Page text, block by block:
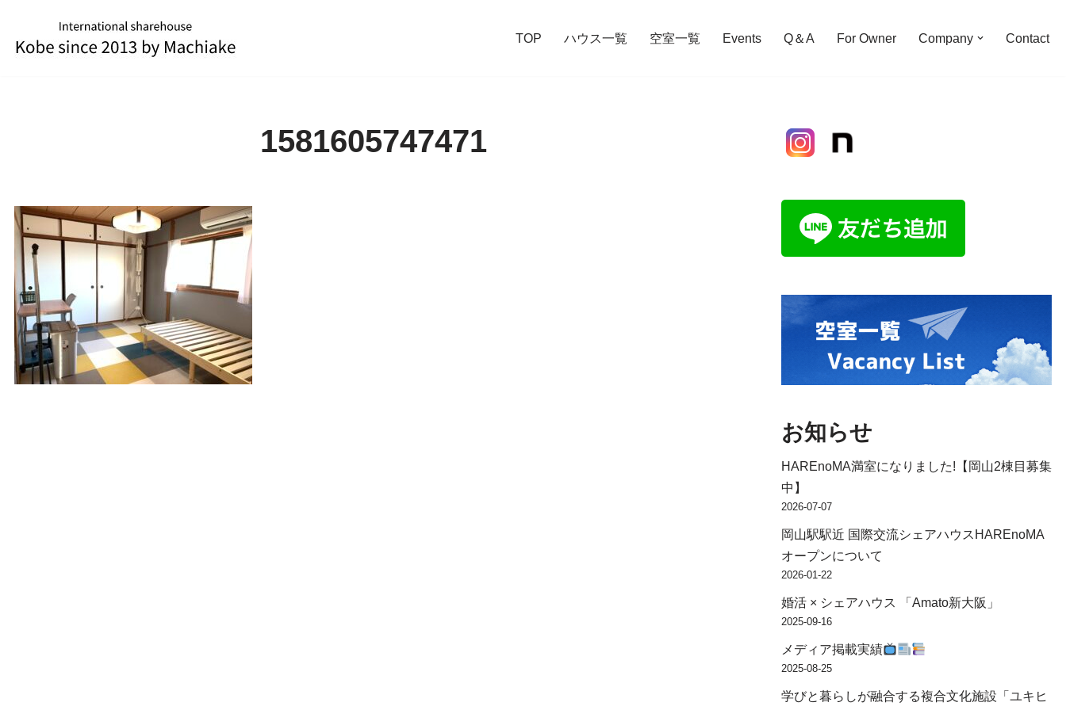
コ
ッ
プ
TOP ハウス一覧 空室一覧 Events Q＆A For Owner Company Contact
1581605747471
お知らせ
HAREnoMA満室になりました!【岡山2棟目募集
中】
2026-07-07
岡山駅駅近 国際交流シェアハウスHAREnoMA
オープンについて
2026-01-22
婚活 × シェアハウス 「Amato新大阪」
2025-09-16
メディア掲載実績
2025-08-25
学びと暮らしが融合する複合文化施設「ユキヒ